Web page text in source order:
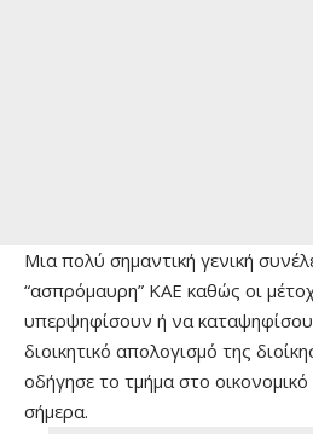
Μια πολύ σημαντική γενική
“ασπρόμαυρη” ΚΑΕ καθώς οι
υπερψηφίσουν ή να
διοικητικό απολογισμό της
οδήγησε το τμήμα στο
σήμερα.